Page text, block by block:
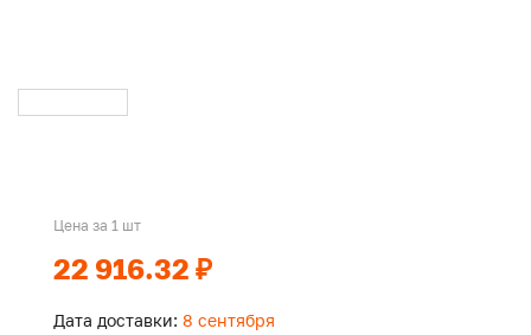
Цена за 1 шт
22 916.32 ₽
Дата доставки: 8 сентября